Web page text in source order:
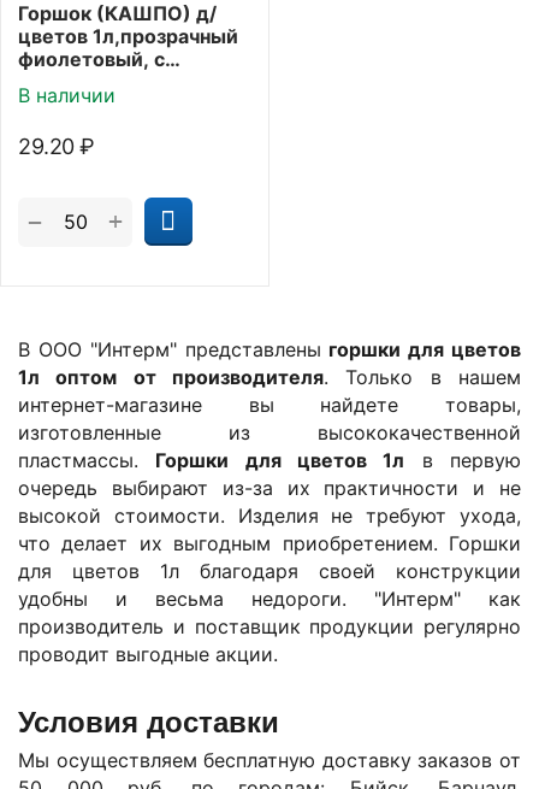
В ООО "Интерм" представлены горшки для цветов
1л оптом от производителя. Только в нашем
интернет-магазине вы найдете товары,
изготовленные из высококачественной
пластмассы. Горшки для цветов 1л
в первую
очередь выбирают из-за их практичности и не
высокой стоимости. Изделия не требуют ухода,
что делает их выгодным приобретением. Горшки
для цветов 1л благодаря своей конструкции
удобны и весьма недороги. "Интерм" как
производитель и поставщик продукции регулярно
проводит выгодные акции.
Условия доставки
Мы осуществляем бесплатную доставку заказов от
Горшок (КАШПО) д/
цветов 1л,прозрачный
фиолетовый, с
поддоном
В наличии
29.20 ₽
+
−